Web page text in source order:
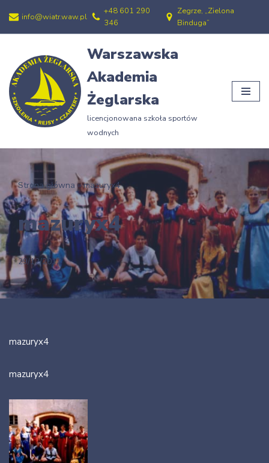
Przejdź
treści
info@wiatr.waw.pl
+48 601 290
346
Zegrze, „Zielona
Binduga”
Warszawska
Akademia
Żeglarska
licencjonowana szkoła sportów
wodnych
Strona główna »mazuryx4
mazuryx4
29/12/2012
mazuryx4
mazuryx4